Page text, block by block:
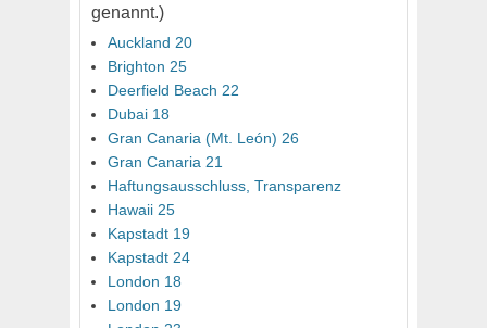
genannt.)
Auckland 20
Brighton 25
Deerfield Beach 22
Dubai 18
Gran Canaria (Mt. León) 26
Gran Canaria 21
Haftungsausschluss, Transparenz
Hawaii 25
Kapstadt 19
Kapstadt 24
London 18
London 19